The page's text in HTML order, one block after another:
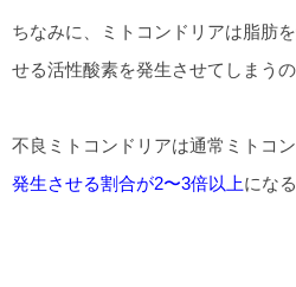
ちなみに、ミトコンドリアは脂肪
せる活性酸素を発生させてしまうの
不良ミトコンドリアは通常ミトコ
発生させる割合が2〜3倍以上にな